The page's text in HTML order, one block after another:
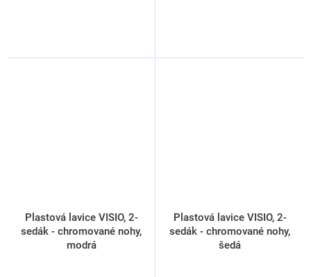
Plastová lavice VISIO, 2-
sedák - chromované nohy,
modrá
Plastová lavice VISIO, 2-
sedák - chromované nohy,
šedá